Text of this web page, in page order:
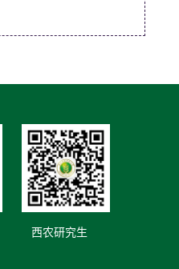
西农研究生